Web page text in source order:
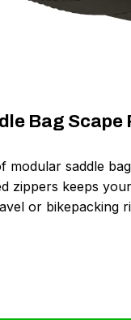
Bag Scape
modular saddle
zippers keeps
or bikepacking
Bag Scape Pocket